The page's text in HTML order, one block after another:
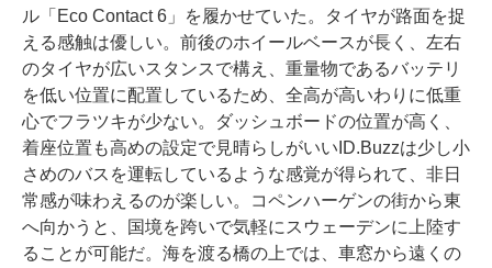
ル「Eco Contact 6」を履かせていた。タイヤが路面を捉
える感触は優しい。前後のホイールベースが長く、左右
のタイヤが広いスタンスで構え、重量物であるバッテリ
を低い位置に配置しているため、全高が高いわりに低重
心でフラツキが少ない。ダッシュボードの位置が高く、
着座位置も高めの設定で見晴らしがいいID.Buzzは少し小
さめのバスを運転しているような感覚が得られて、非日
常感が味わえるのが楽しい。コペンハーゲンの街から東
へ向かうと、国境を跨いで気軽にスウェーデンに上陸す
ることが可能だ。海を渡る橋の上では、車窓から遠くの